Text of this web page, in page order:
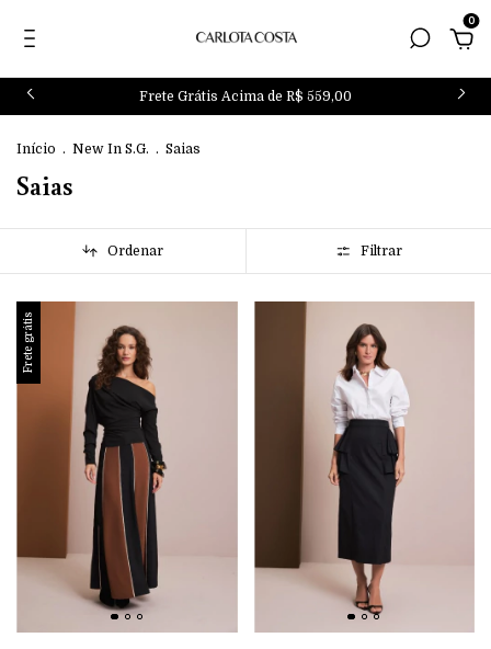
0
Frete Grátis Acima de R$ 559,00
Início . New In S.G. . Saias
Saias
Ordenar Filtrar
Frete grátis